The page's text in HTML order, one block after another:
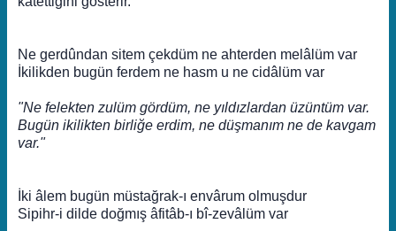
Ne gerdûndan sitem çekdüm ne ahterden melâlüm var
İkilikden bugün ferdem ne hasm u ne cidâlüm var
"Ne felekten zulüm gördüm, ne yıldızlardan üzüntüm var.
Bugün ikilikten birliğe erdim, ne düşmanım ne de kavgam
var."
İki âlem bugün müstağrak-ı envârum olmuşdur
Sipihr-i dilde doğmış âfitâb-ı bî-zevâlüm var